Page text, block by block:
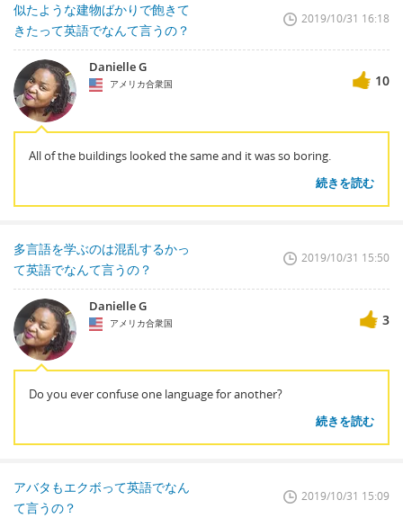
似たような建物ばかりで飽きて
きたって英語でなんて言うの？
2019/10/31 16:18
Danielle G
アメリカ合衆国 10
All of the buildings looked the same and it was so boring.
続きを読む
多言語を学ぶのは混乱するかっ
て英語でなんて言うの？
2019/10/31 15:50
Danielle G
アメリカ合衆国 3
Do you ever confuse one language for another?
続きを読む
アバタもエクボって英語でなん
て言うの？
2019/10/31 15:09